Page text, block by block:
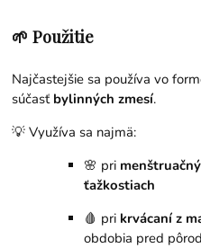
🌱 Použitie
Najčastejšie sa používa vo
súčasť bylinných zmesí.
💡 Využíva sa najmä:
🌸 pri
ťažkostiach
🩸 pri krvácaní z
obdobia pred